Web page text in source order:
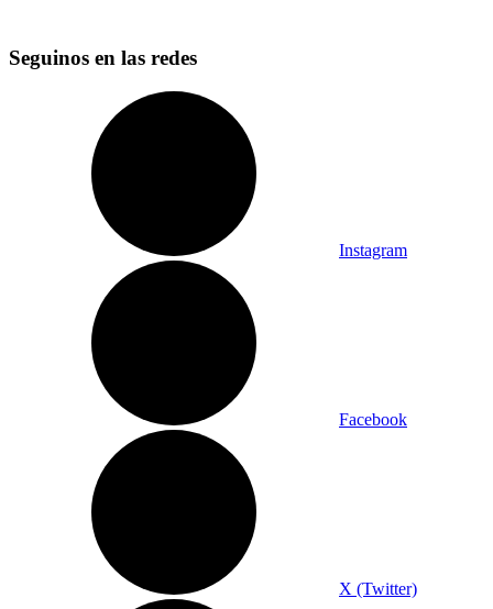
Seguinos en las redes
Instagram
Facebook
X (Twitter)